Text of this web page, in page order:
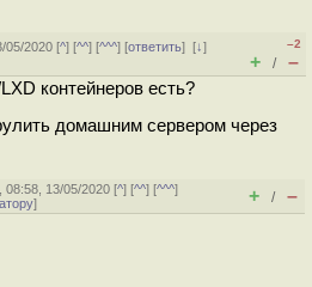
05/2020 [^] [^^] [^^^] [ответить][↓]
–2
+ / –
контейнеров есть?
домашним сервером через
08:58, 13/05/2020 [^] [^^] [^^^]
] + / –